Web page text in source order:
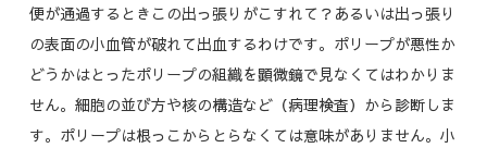
便が通過するときこの出っ張りがこすれて？あるいは出っ張り
の表面の小血管が破れて出血するわけです。ポリープが悪性か
どうかはとったポリープの組織を顕微鏡で見なくてはわかりま
せん。細胞の並び方や核の構造など（病理検査）から診断しま
す。ポリープは根っこからとらなくては意味がありません。小